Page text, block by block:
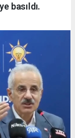
basıldı.